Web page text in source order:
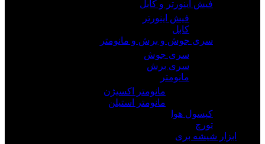
فیش اینورتر و کابل
فیش اینورتر
کابل
سری جوش و برش و مانومتر
سری جوش
سری برش
مانومتر
مانومتر اکسیژن
مانومتر استیلن
کپسول هوا
تورچ
ابزار شیشه بری